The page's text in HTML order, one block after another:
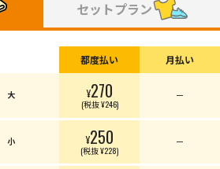
セットプラン
都度払い 月払い
大 ¥270
(税抜 ¥246)
ー
小 ¥250
(税抜 ¥228)
ー